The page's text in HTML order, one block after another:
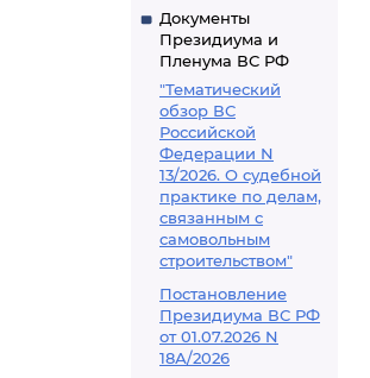
Документы
Президиума и
Пленума ВС РФ
"Тематический
обзор ВС
Российской
Федерации N
13/2026. О судебной
практике по делам,
связанным с
самовольным
строительством"
Постановление
Президиума ВС РФ
от 01.07.2026 N
18А/2026